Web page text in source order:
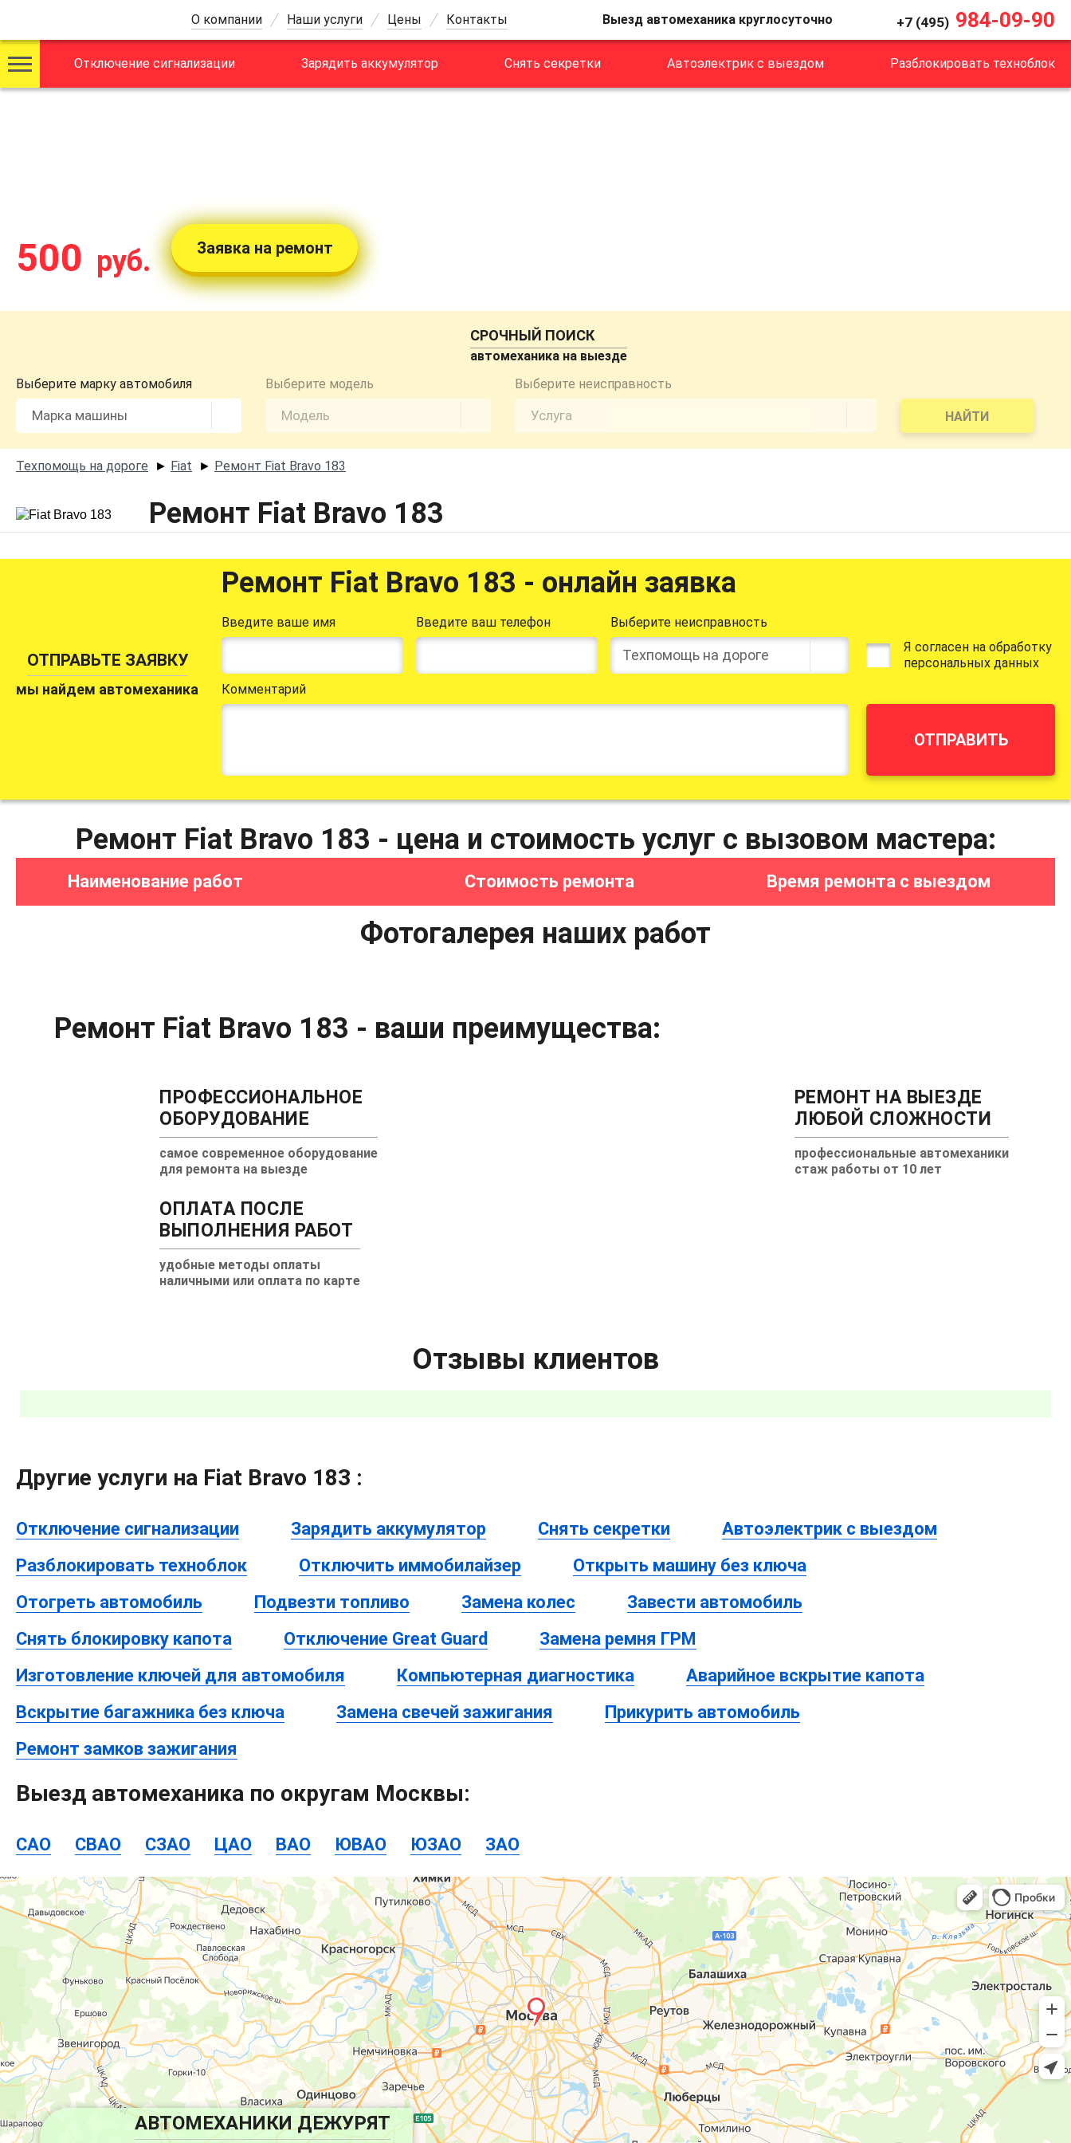
О компании Наши услуги Цены Контакты Выезд автомеханика круглосуточно +7 (495) 984-09-90
Отключение сигнализации Зарядить аккумулятор Снять секретки Автоэлектрик с выездом Разблокировать техноблок
500 руб. Заявка на ремонт
СРОЧНЫЙ ПОИСК
автомеханика на выезде
Выберите марку автомобиля
Выберите модель Выберите неисправность
НАЙТИ
Техпомощь на дороге ► Fiat ► Ремонт Fiat Bravo 183
Ремонт Fiat Bravo 183
ОТПРАВЬТЕ ЗАЯВКУ
мы найдем автомеханика
Ремонт Fiat Bravo 183 - онлайн заявка
Введите ваше имя Введите ваш телефон Выберите неисправность
Техпомощь на дороге
Комментарий
Я согласен на обработку
персональных данных
ОТПРАВИТЬ
Ремонт Fiat Bravo 183 - цена и стоимость услуг с вызовом мастера:
Наименование работ Стоимость ремонта Время ремонта с выездом
Фотогалерея наших работ
Ремонт Fiat Bravo 183 - ваши преимущества:
ПРОФЕССИОНАЛЬНОЕ
ОБОРУДОВАНИЕ
самое современное оборудование
для ремонта на выезде
РЕМОНТ НА ВЫЕЗДЕ
ЛЮБОЙ СЛОЖНОСТИ
профессиональные автомеханики
стаж работы от 10 лет
ОПЛАТА ПОСЛЕ
ВЫПОЛНЕНИЯ РАБОТ
удобные методы оплаты
наличными или оплата по карте
Отзывы клиентов
Другие услуги на Fiat Bravo 183 :
Отключение сигнализации Зарядить аккумулятор Снять секретки
Автоэлектрик с выездом
Разблокировать техноблок
Отключить иммобилайзер
Открыть машину без ключа
Отогреть автомобиль
Подвезти топливо Замена колес
Завести автомобиль
Снять блокировку капота
Отключение Great Guard
Замена ремня ГРМ
Изготовление ключей для автомобиля
Компьютерная диагностика
Аварийное вскрытие капота
Вскрытие багажника без ключа
Замена свечей зажигания
Прикурить автомобиль
Ремонт замков зажигания
Выезд автомеханика по округам Москвы:
САО СВАО СЗАО ЦАО ВАО ЮВАО ЮЗАО ЗАО
АВТОМЕХАНИКИ ДЕЖУРЯТ